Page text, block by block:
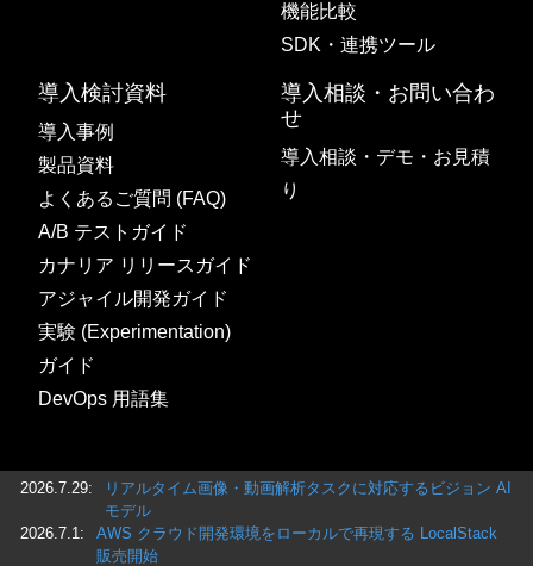
機能比較
SDK・連携ツール
導入検討資料
導入事例
製品資料
よくあるご質問 (FAQ)
A/B テストガイド
カナリア リリースガイド
アジャイル開発ガイド
実験 (Experimentation)
ガイド
DevOps 用語集
導入相談・お問い合わ
せ
導入相談・デモ・お見積
り
2026.7.29:
リアルタイム画像・動画解析タスクに対応するビジョン AI
モデル
2026.7.1:
AWS クラウド開発環境をローカルで再現する LocalStack
販売開始